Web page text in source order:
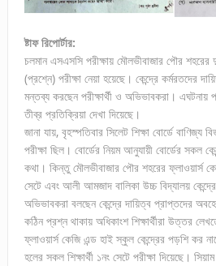
ষ্টাফ রিপোর্টার:
চলমান এসএসসি পরীক্ষায় মৌলভীবাজার পৌর শহরের
(প্রশ্নে) পরীক্ষা নেয়া হয়েছে। কেন্দ্রে কর্মরতদের
মন্তব্য করছেন পরীক্ষার্থী ও অভিভাবকরা। এঘটনায়
তীব্র প্রতিক্রিয়া দেখা দিয়েছে।
জানা যায়, বৃহস্পতিবার সিলেট শিক্ষা বোর্ডে বাণিজ্য
পরীক্ষা ছিল। বোর্ডের নিয়ম আনুযায়ী বোর্ডের সকল
কথা। কিন্তু মৌলভীবাজার পৌর শহরের ফ্লাওয়ার্স
সেটে এবং আলী আমজাদ বালিকা উচ্চ বিদ্যালয় কেন্দ্রে
অভিভাবকরা বলছেন কেন্দ্রে দায়িত্ব প্রাপ্তদের
কঠিন প্রশ্ন থাকায় অধিকাংশ শিক্ষার্থীরা উত্তর
ফ্লাওয়ার্স কেজি এন্ড হাই স্কুল কেন্দ্রের পড়শি কর
হলের সকল শিক্ষার্থী ১নং সেটে পরীক্ষা দিয়েছে।